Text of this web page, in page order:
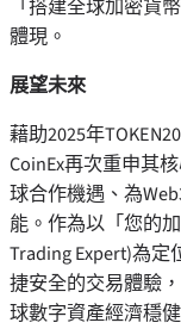
「搭建全球加密貨
體現。
展望未來
藉助2025年
CoinEx再次重申其
球合作機遇、為
能。作為以「您的
Trading Expert)為
捷安全的交易體驗
球數字資產經濟穩